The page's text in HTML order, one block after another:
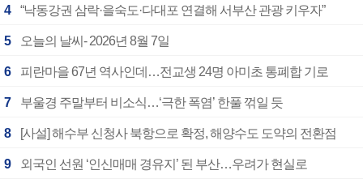
4 “낙동강권 삼락·을숙도·다대포 연결해 서부산 관광 키우자”
5 오늘의 날씨- 2026년 8월 7일
6 피란마을 67년 역사인데…전교생 24명 아미초 통폐합 기로
7 부울경 주말부터 비소식…‘극한 폭염’ 한풀 꺾일 듯
8 [사설] 해수부 신청사 북항으로 확정, 해양수도 도약의 전환점
9 외국인 선원 ‘인신매매 경유지’ 된 부산…우려가 현실로